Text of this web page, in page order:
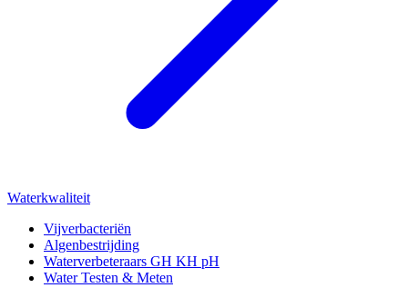
Waterkwaliteit
Vijverbacteriën
Algenbestrijding
Waterverbeteraars GH KH pH
Water Testen & Meten